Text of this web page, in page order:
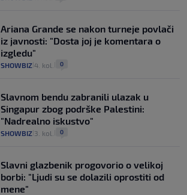
Ariana Grande se nakon turneje povlači
iz javnosti: "Dosta joj je komentara o
izgledu"
SHOWBIZ 4. kol. 0
Slavnom bendu zabranili ulazak u
Singapur zbog podrške Palestini:
"Nadrealno iskustvo"
SHOWBIZ 3. kol. 0
Slavni glazbenik progovorio o velikoj
borbi: "Ljudi su se dolazili oprostiti od
mene"